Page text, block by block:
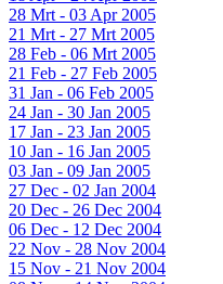
28 Mrt - 03 Apr 2005
21 Mrt - 27 Mrt 2005
28 Feb - 06 Mrt 2005
21 Feb - 27 Feb 2005
31 Jan - 06 Feb 2005
24 Jan - 30 Jan 2005
17 Jan - 23 Jan 2005
10 Jan - 16 Jan 2005
03 Jan - 09 Jan 2005
27 Dec - 02 Jan 2004
20 Dec - 26 Dec 2004
06 Dec - 12 Dec 2004
22 Nov - 28 Nov 2004
15 Nov - 21 Nov 2004